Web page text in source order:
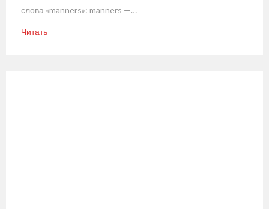
слова «manners»: manners —…
Читать